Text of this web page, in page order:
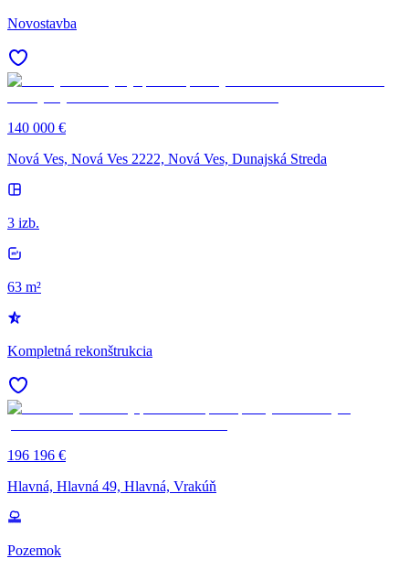
Novostavba
140 000 €
Nová Ves, Nová Ves 2222, Nová Ves, Dunajská Streda
3 izb.
63 m²
Kompletná rekonštrukcia
196 196 €
Hlavná, Hlavná 49, Hlavná, Vrakúň
Pozemok